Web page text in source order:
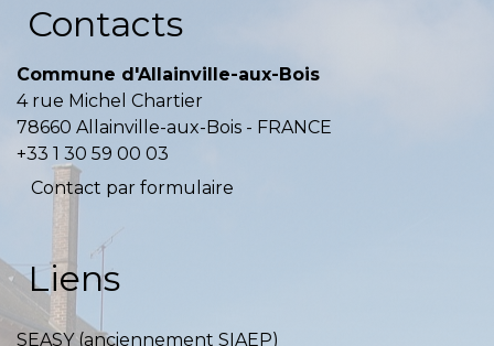
Contacts
Commune d'Allainville-aux-Bois
4 rue Michel Chartier
78660 Allainville-aux-Bois - FRANCE
+33 1 30 59 00 03
Contact par formulaire
Liens
SEASY (anciennement SIAEP)